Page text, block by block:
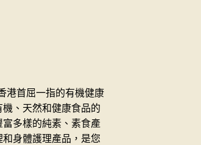
港首屈一指的有機健康
、天然和健康食品的
多樣的純素、素食產
身體護理產品，是您